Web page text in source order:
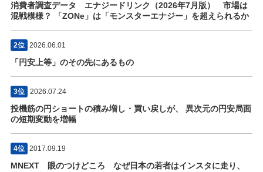
消費者調査データ エナジードリンク（2026年7月版） 市場は
混戦模様？ 「ZONe」は「モンスターエナジー」を超えられるか
2位 2026.06.01
「円安上等」のその先にあるもの
3位 2026.07.24
投機筋の円ショートの積み増し・買い戻しが、 異次元の円安局面
の短期変動を増幅
4位 2017.09.19
MNEXT 眼のつけどころ なぜ日本の若者はインスタに走り、